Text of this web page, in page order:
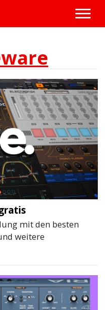
mit den besten
weitere